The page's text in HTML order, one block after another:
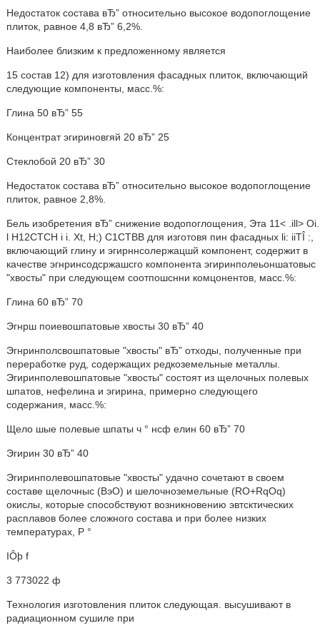
Недостаток состава вЂ” относительно высокое водопоглощение
плиток, равное 4,8 вЂ” 6,2%.
Наиболее близким к предложенному является
15 состав 12) для изготовления фасадных плиток, включающий
следующие компоненты, масс.%:
Глина 50 вЂ” 55
Концентрат эгириновгяй 20 вЂ” 25
Стеклобой 20 вЂ” 30
Недостаток состава вЂ” относительно высокое водопоглощение
плиток, равное 2,8%.
Бель изобретения вЂ” снижение водопоглощения, Эта 11< .ill> Oi.
l H12CTCH i i. Xt, H;) C1CTBB для изготовя пин фасадных li: iiTÎ :,
включающий глину и эгирннсолержацшй компонент, содержит в
качестве эгнринсодсржашсго компонента эгиринполеьоншатовыс
"хвосты" при следующем соотпошснни комцонентов, масс.%:
Глина 60 вЂ” 70
Эгнрш поиевошпатовые хвосты 30 вЂ” 40
Эгнринполсвошпатовые "хвосты" вЂ” отходы, полученные при
переработке руд, содержащих редкоземельные металлы.
Эгиринполевошпатовые "хвосты" состоят из щелочных полевых
шпатов, нефелина и эгирина, примерно следующего
содержания, масс.%:
Щело шые полевые шпаты ч ° нсф елин 60 вЂ” 70
Эгирин 30 вЂ” 40
Эгиринполевошпатовые "хвосты" удачно сочетают в своем
составе щелочныс (ВэО) и шелочноземельные (RO+RqOq)
окислы, которые способствуют возникновению эвтсктических
расплавов более сложного состава и при более низких
температурах, Р °
IÔþ f
3 773022 ф
Технология изготовления плиток следующая. высушивают в
радиационном сушиле при